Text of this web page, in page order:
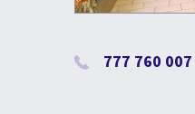
777 760 007